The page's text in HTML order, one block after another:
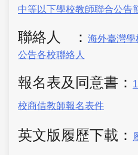
中等以下學校教師聯合公告
聯絡人 ： 海外臺灣
公告各校聯絡人
報名表及同意書：
校商借教師報名表件
英文版履歷下載 ：